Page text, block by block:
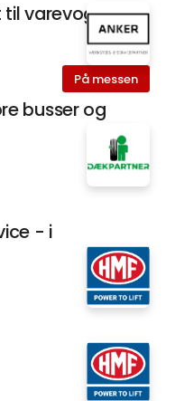
til varevogne
På messen
busser og
- i